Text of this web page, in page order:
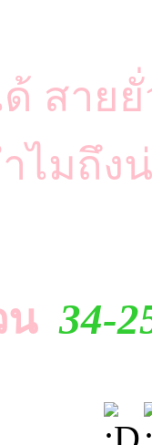
สาย
ไมถึง
น34-